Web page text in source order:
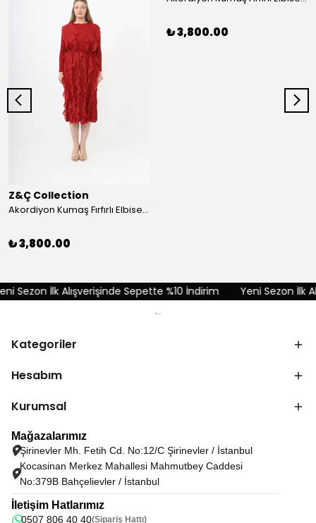
Z&Ç Collection
Akordiyon Kumaş Fırfırlı Elbise - Kırmızı
₺ 3,800.00
₺ 3,800.00
Sezon İlk Alışverişinde Sepette %10 İndirim Yeni Sezon İlk
Kategoriler
Hesabım
Kurumsal
Mağazalarımız
Şirinevler Mh. Fetih Cd. No:12/C Şirinevler / İstanbul
Kocasinan Merkez Mahallesi Mahmutbey Caddesi
No:379B Bahçelievler / İstanbul
İletişim Hatlarımız
0507 806 40 40(Sipariş Hattı)